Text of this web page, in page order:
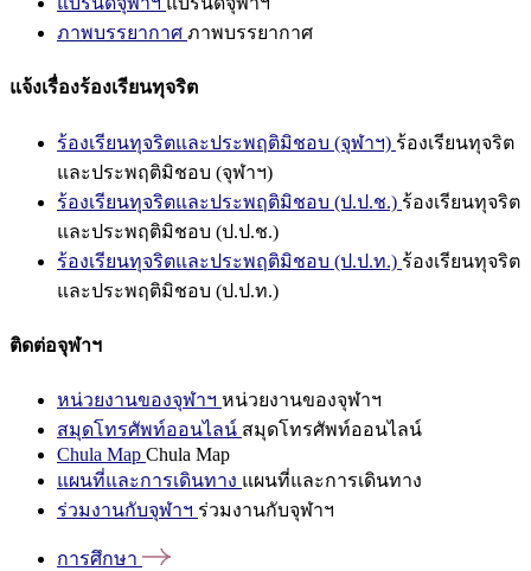
ภาพบรรยากาศ ภาพบรรยากาศ
แจ้งเรื่องร้องเรียนทุจริต
ร้องเรียนทุจริตและประพฤติมิชอบ (จุฬาฯ) ร้องเรียนทุจริต
และประพฤติมิชอบ (จุฬาฯ)
ร้องเรียนทุจริตและประพฤติมิชอบ (ป.ป.ช.) ร้องเรียนทุจริต
และประพฤติมิชอบ (ป.ป.ช.)
ร้องเรียนทุจริตและประพฤติมิชอบ (ป.ป.ท.) ร้องเรียนทุจริต
และประพฤติมิชอบ (ป.ป.ท.)
ติดต่อจุฬาฯ
หน่วยงานของจุฬาฯ หน่วยงานของจุฬาฯ
สมุดโทรศัพท์ออนไลน์ สมุดโทรศัพท์ออนไลน์
Chula Map Chula Map
แผนที่และการเดินทาง แผนที่และการเดินทาง
ร่วมงานกับจุฬาฯ ร่วมงานกับจุฬาฯ
การศึกษา